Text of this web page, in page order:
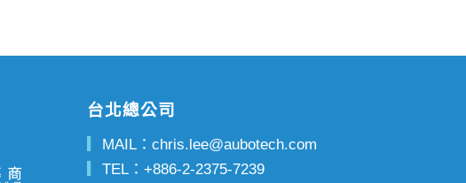
台北總公司
MAIL： chris.lee@aubotech.com
TEL： +886-2-2375-7239